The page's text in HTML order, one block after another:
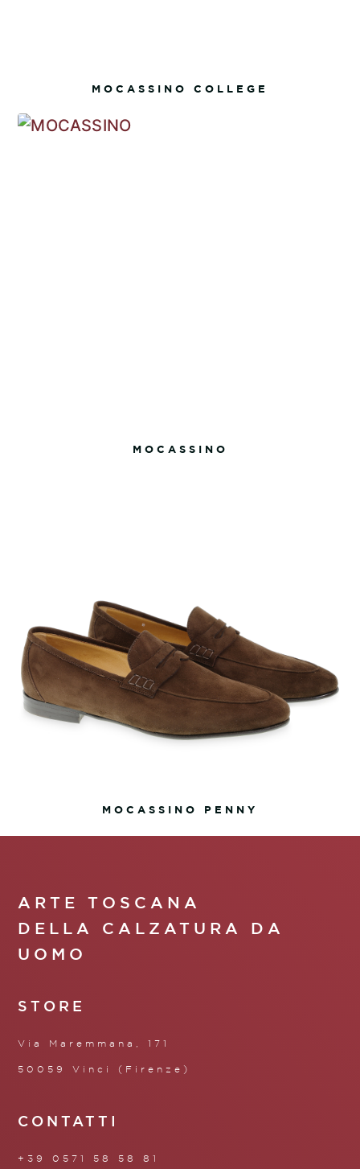
MOCASSINO COLLEGE
MOCASSINO
MOCASSINO PENNY
ARTE TOSCANA
DELLA CALZATURA DA
UOMO
STORE
Via Maremmana, 171
50059 Vinci (Firenze)
CONTATTI
+39 0571 58 58 81